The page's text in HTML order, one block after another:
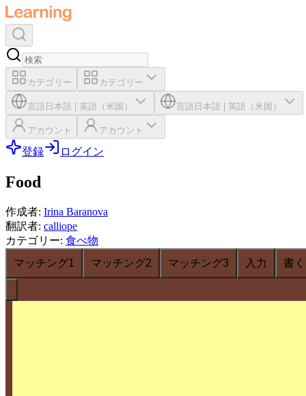
カテゴリー カテゴリー
言語 日本語 英語（米国） 言語 日本語 英語（米国）
アカウント アカウント
登録 ログイン
Food
作成者: Irina Baranova
翻訳者: calliope
カテゴリー: 食べ物
マッチング1
マッチング2 マッチング3 入力 書く